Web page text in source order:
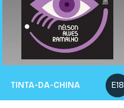
E18
TINTA-DA-CHINA